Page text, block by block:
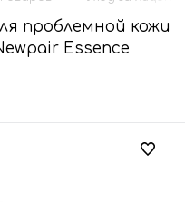
проблемной кожи
Essence